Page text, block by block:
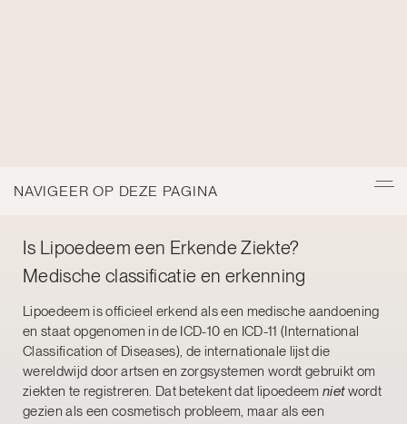
NAVIGEER OP DEZE PAGINA
Is Lipoedeem een Erkende Ziekte?
Medische classificatie en erkenning
Lipoedeem is officieel erkend als een medische aandoening
en staat opgenomen in de ICD-10 en ICD-11 (International
Classification of Diseases), de internationale lijst die
wereldwijd door artsen en zorgsystemen wordt gebruikt om
ziekten te registreren. Dat betekent dat lipoedeem nietwordt
gezien als een cosmetisch probleem, maar als een